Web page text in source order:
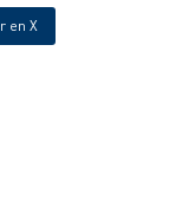
en X